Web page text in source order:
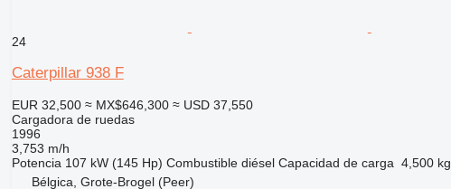
24
Caterpillar 938 F
EUR 32,500 ≈ MX$646,300 ≈ USD 37,550
Cargadora de ruedas
1996
3,753 m/h
Potencia 107 kW (145 Hp) Combustible diésel Capacidad de carga 4,500 kg
Bélgica, Grote-Brogel (Peer)